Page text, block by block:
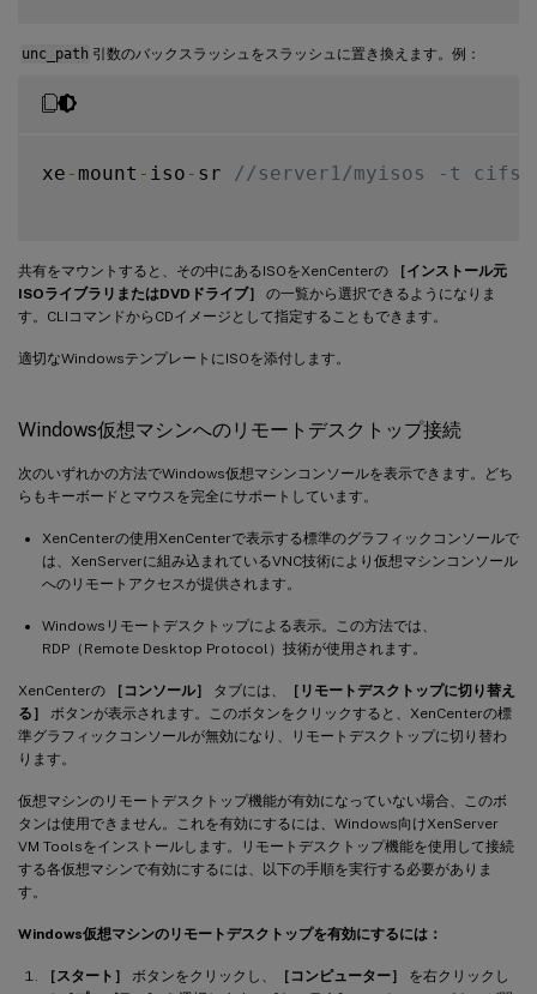
unc_path 引数のバックスラッシュをスラッシュに置き換えます。例：
xe - mount - iso - sr //server1/myisos -t cifs -o
共有をマウントすると、その中にあるISOをXenCenterの
［インストール元
ISOライブラリまたはDVDドライブ］
の一覧から選択できるようになりま
す。CLIコマンドからCDイメージとして指定することもできます。
適切なWindowsテンプレートにISOを添付します。
Windows仮想マシンへのリモートデスクトップ接続
次のいずれかの方法でWindows仮想マシンコンソールを表示できます。どち
らもキーボードとマウスを完全にサポートしています。
XenCenterの使用XenCenterで表示する標準のグラフィックコンソールで
は、XenServerに組み込まれているVNC技術により仮想マシンコンソール
へのリモートアクセスが提供されます。
Windowsリモートデスクトップによる表示。この方法では、
RDP（Remote Desktop Protocol）技術が使用されます。
XenCenterの ［コンソール］ タブには、
［リモートデスクトップに切り替え
る］
ボタンが表示されます。このボタンをクリックすると、XenCenterの標
準グラフィックコンソールが無効になり、リモートデスクトップに切り替わ
ります。
仮想マシンのリモートデスクトップ機能が有効になっていない場合、このボ
タンは使用できません。これを有効にするには、Windows向けXenServer
VM Toolsをインストールします。リモートデスクトップ機能を使用して接続
する各仮想マシンで有効にするには、以下の手順を実行する必要がありま
す。
Windows仮想マシンのリモートデスクトップを有効にするには：
［スタート］ ボタンをクリックし、 ［コンピューター］
を右クリックし